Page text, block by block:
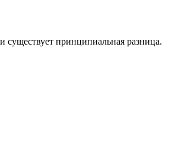
принципиальная разница.